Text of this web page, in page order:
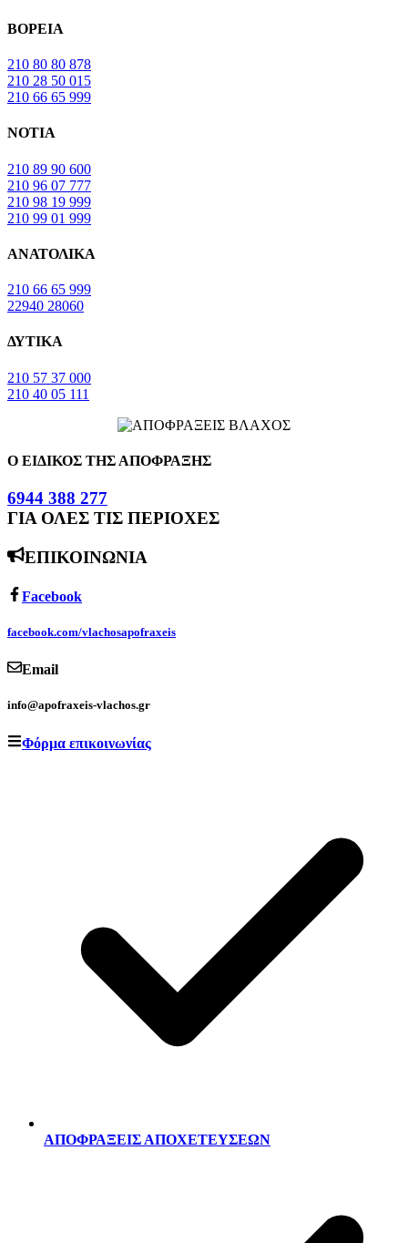
ΒΟΡΕΙΑ
210 80 80 878
210 28 50 015
210 66 65 999
ΝΟΤΙΑ
210 89 90 600
210 96 07 777
210 98 19 999
210 99 01 999
ΑΝΑΤΟΛΙΚΑ
210 66 65 999
22940 28060
ΔΥΤΙΚΑ
210 57 37 000
210 40 05 111
Ο ΕΙΔΙΚΟΣ ΤΗΣ ΑΠΟΦΡΑΞΗΣ
6944 388 277
ΓΙΑ ΟΛΕΣ ΤΙΣ ΠΕΡΙΟΧΕΣ
ΕΠΙΚΟΙΝΩΝΙΑ
Facebook
facebook.com/vlachosapofraxeis
Email
info@apofraxeis-vlachos.gr
Φόρμα επικοινωνίας
ΑΠΟΦΡΑΞΕΙΣ ΑΠΟΧΕΤΕΥΣΕΩΝ